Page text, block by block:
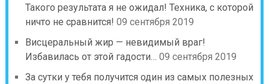
Такого результата я не ожидал! Техника, с которой
ничто не сравнится! 09 сентября 2019
Висцеральный жир — невидимый враг!
Избавилась от этой гадости… 09 сентября 2019
За сутки у тебя получится один из самых полезных